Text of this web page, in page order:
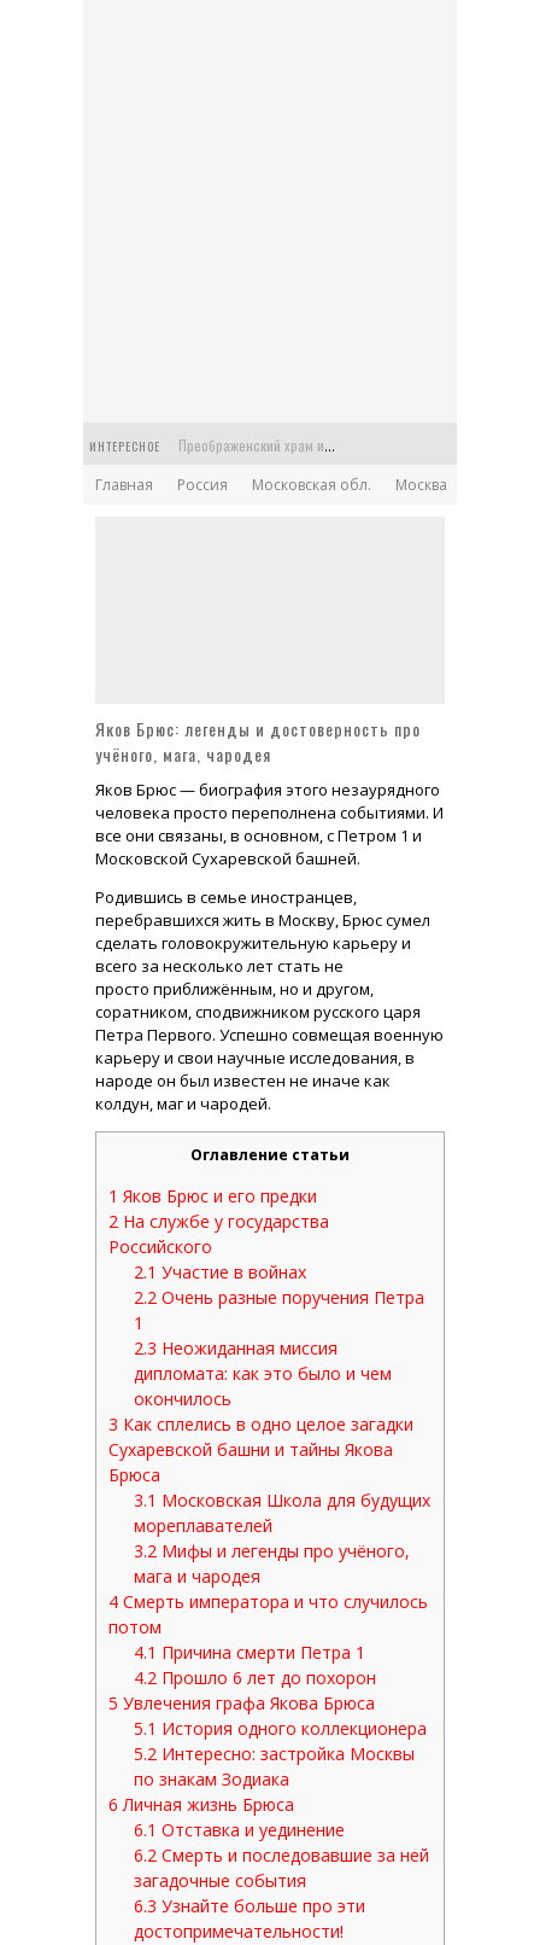
ИНТЕРЕСНОЕ Преображенский храм или Спасская церковь в старинной усадьбе Балашихи
Церковь Феодора Стратилата на Антиохийском подворье в Москве
Главная Россия Московская обл. Москва
Яков Брюс: легенды и достоверность про
учёного, мага, чародея
Яков Брюс — биография этого незаурядного
человека просто переполнена событиями. И
все они связаны, в основном, с Петром 1 и
Московской Сухаревской башней.
Родившись в семье иностранцев,
перебравшихся жить в Москву, Брюс сумел
сделать головокружительную карьеру и
всего за несколько лет стать не
просто приближённым, но и другом,
соратником, сподвижником русского царя
Петра Первого. Успешно совмещая военную
карьеру и свои научные исследования, в
народе он был известен не иначе как
колдун, маг и чародей.
Оглавление статьи
1 Яков Брюс и его предки
2 На службе у государства
Российского
2.1 Участие в войнах
2.2 Очень разные поручения Петра
1
2.3 Неожиданная миссия
дипломата: как это было и чем
окончилось
3 Как сплелись в одно целое загадки
Сухаревской башни и тайны Якова
Брюса
3.1 Московская Школа для будущих
мореплавателей
3.2 Мифы и легенды про учёного,
мага и чародея
4 Смерть императора и что случилось
потом
4.1 Причина смерти Петра 1
4.2 Прошло 6 лет до похорон
5 Увлечения графа Якова Брюса
5.1 История одного коллекционера
5.2 Интересно: застройка Москвы
по знакам Зодиака
6 Личная жизнь Брюса
6.1 Отставка и уединение
6.2 Смерть и последовавшие за ней
загадочные события
6.3 Узнайте больше про эти
достопримечательности!